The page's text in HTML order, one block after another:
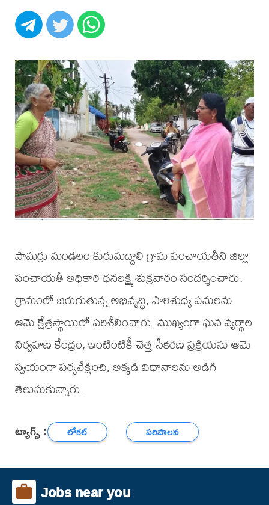
పామర్రు మండలం కురుమద్దాలి గ్రామ పంచాయతీని జిల్లా
పంచాయతీ అధికారి ధనలక్ష్మి శుక్రవారం సందర్శించారు.
గ్రామంలో జరుగుతున్న అభివృద్ధి, పారిశుధ్య పనులను
ఆమె క్షేత్రస్థాయిలో పరిశీలించారు. ముఖ్యంగా ఘన వ్యర్థాల
నిర్వహణ కేంద్రం, ఇంటింటికీ చెత్త సేకరణ ప్రక్రియను ఆమె
స్వయంగా పర్యవేక్షించి, అక్కడి విధానాలను అడిగి
తెలుసుకున్నారు.
ట్యాగ్స్ : లోకల్ పరిపాలన
Jobs near you